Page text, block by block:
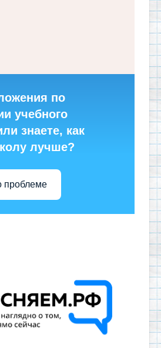
по
учебного
знаете, как
лучше?
проблеме